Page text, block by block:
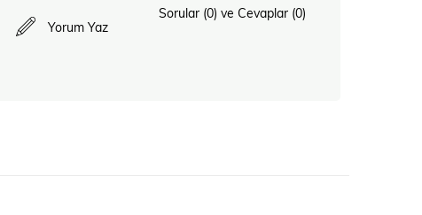
Yorum Yaz
Sorular (0) ve Cevaplar (0)